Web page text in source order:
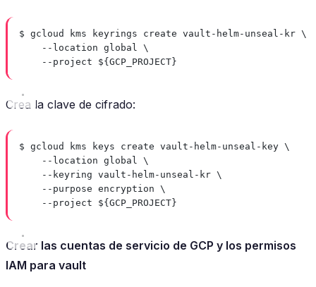
$ gcloud kms keyrings create vault-helm-unseal-kr \
--location global \
--project ${GCP_PROJECT}
Crea la clave de cifrado:
$ gcloud kms keys create vault-helm-unseal-key \
--location global \
--keyring vault-helm-unseal-kr \
--purpose encryption \
--project ${GCP_PROJECT}
Crear las cuentas de servicio de GCP y los permisos
IAM para vault